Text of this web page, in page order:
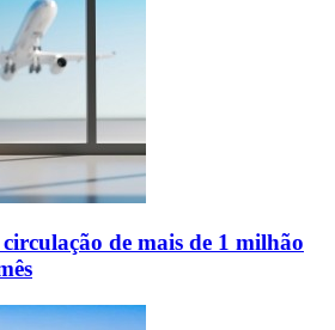
de mais de 1 milhão